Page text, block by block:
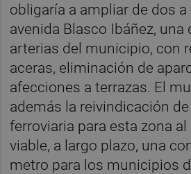
obligaría a ampliar de dos
avenida Blasco Ibáñez, una
arterias del municipio, con
aceras, eliminación de
afecciones a terrazas. El
además la reivindicación
ferroviaria para esta zona
viable, a largo plazo, una
metro para los municipios